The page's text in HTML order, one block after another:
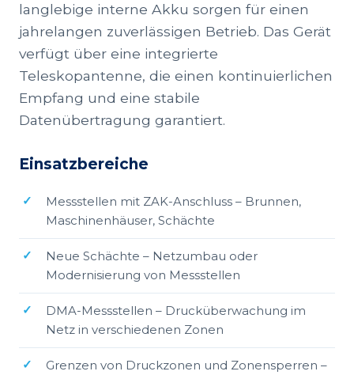
langlebige interne Akku sorgen für einen
jahrelangen zuverlässigen Betrieb. Das Gerät
verfügt über eine integrierte
Teleskopantenne, die einen kontinuierlichen
Empfang und eine stabile
Datenübertragung garantiert.
Einsatzbereiche
Messstellen mit ZAK-Anschluss – Brunnen,
Maschinenhäuser, Schächte
Neue Schächte – Netzumbau oder
Modernisierung von Messstellen
DMA-Messstellen – Drucküberwachung im
Netz in verschiedenen Zonen
Grenzen von Druckzonen und Zonensperren –